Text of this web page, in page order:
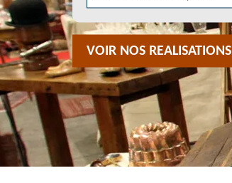
VOIR NOS REALISATIONS